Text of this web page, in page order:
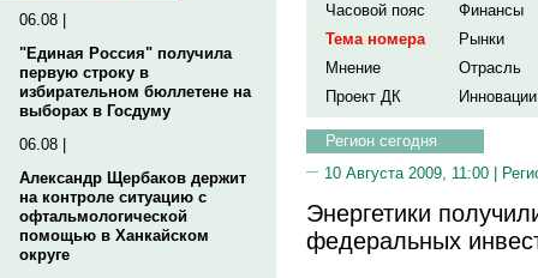
06.08 |
"Единая Россия" получила
первую строку в
избирательном бюллетене на
выборах в Госдуму
06.08 |
Александр Щербаков держит
на контроле ситуацию с
офтальмологической
помощью в Ханкайском
округе
Часовой пояс
Финансы
Тема номера
Рынки
Мнение
Отрасль
Проект ДК
Инновации
Регион сегодня
10 Августа 2009, 11:00 |
Энергетики
федеральных